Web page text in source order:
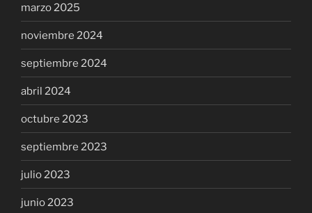
marzo 2025
noviembre 2024
septiembre 2024
abril 2024
octubre 2023
septiembre 2023
julio 2023
junio 2023